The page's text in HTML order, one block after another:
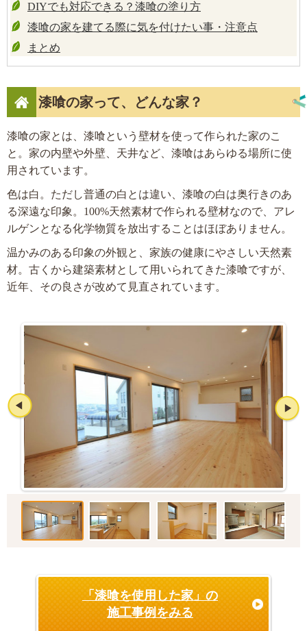
DIYでも対応できる？漆喰の塗り方
漆喰の家を建てる際に気を付けたい事・注意点
まとめ
漆喰の家って、どんな家？
漆喰の家とは、漆喰という壁材を使って作られた家のこ
と。家の内壁や外壁、天井など、漆喰はあらゆる場所に使
用されています。
色は白。ただし普通の白とは違い、漆喰の白は奥行きのあ
る深遠な印象。100%天然素材で作られる壁材なので、アレ
ルゲンとなる化学物質を放出することはほぼありません。
温かみのある印象の外観と、家族の健康にやさしい天然素
材。古くから建築素材として用いられてきた漆喰ですが、
近年、その良さが改めて見直されています。
「漆喰を使用した家」の
施工事例をみる